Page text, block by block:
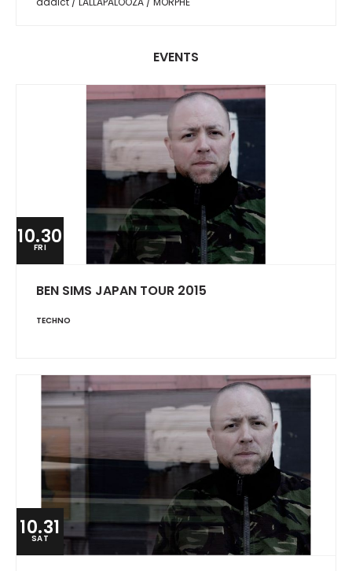
EVENTS
10.30
FRI
BEN SIMS JAPAN TOUR 2015
TECHNO
10.31
SAT